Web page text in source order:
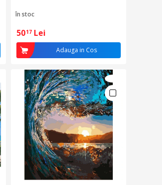
în stoc
5017 Lei
Adauga in Cos